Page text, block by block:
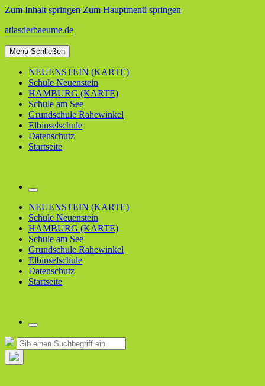
Zum Inhalt springen Zum Hauptmenü springen
atlasderbaeume.de
Menü Schließen
NEUENSTEIN (KARTE)
Schule Neuenstein
HAMBURG (KARTE)
Schule am See
Grundschule Rahewinkel
Elbinselschule
Datenschutz
Startseite
Suchfeld
umschalten
NEUENSTEIN (KARTE)
Schule Neuenstein
HAMBURG (KARTE)
Schule am See
Grundschule Rahewinkel
Elbinselschule
Datenschutz
Startseite
Suchfeld
umschalten
Suche
nach:
Suchen
Such-